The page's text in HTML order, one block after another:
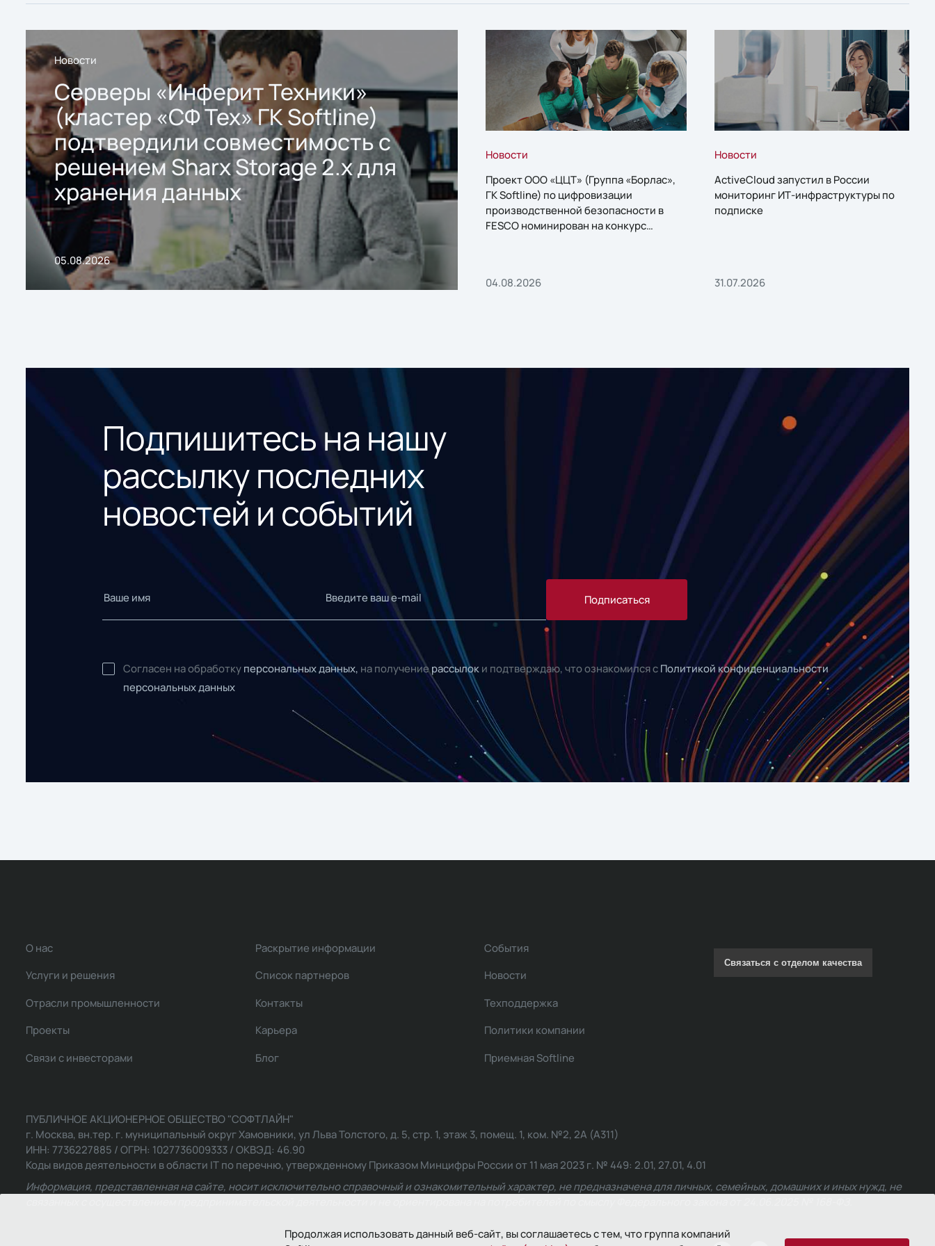
Новости
Серверы «Инферит Техники»
(кластер «СФ Тех» ГК Softline)
подтвердили совместимость с
решением Sharx Storage 2.x для
хранения данных
05.08.2026
Новости
Проект ООО «ЦЦТ» (Группа «Борлас»,
ГК Softline) по цифровизации
производственной безопасности в
FESCO номинирован на конкурс
04.08.2026
Новости
ActiveCloud запустил в России
мониторинг ИТ-инфраструктуры по
подписке
31.07.2026
Подпишитесь на нашу
рассылку последних
новостей и событий
Подписаться
Согласен на обработку персональных данных, на получениерассылок и подтверждаю, что ознакомился с Политикой конфиденциальности
персональных данных
Продолжая использовать данный веб-сайт, вы соглашаетесь с тем, что группа компаний
О нас
Услуги и решения
Отрасли промышленности
Проекты
Связи с инвесторами
Раскрытие информации
Список партнеров
Контакты
Карьера
Блог
События
Новости
Техподдержка
Политики компании
Приемная Softline
Связаться с отделом качества
ПУБЛИЧНОЕ АКЦИОНЕРНОЕ ОБЩЕСТВО "СОФТЛАЙН"
г. Москва, вн.тер. г. муниципальный округ Хамовники, ул Льва Толстого, д. 5, стр. 1, этаж 3, помещ. 1, ком. №2, 2А (А311)
ИНН: 7736227885 / ОГРН: 1027736009333 / ОКВЭД: 46.90
Коды видов деятельности в области IT по перечню, утвержденному Приказом Минцифры России от 11 мая 2023 г. № 449: 2.01, 27.01, 4.01
Информация, представленная на сайте, носит исключительно справочный и ознакомительный характер, не предназначена для личных, семейных, домашних и иных нужд, не